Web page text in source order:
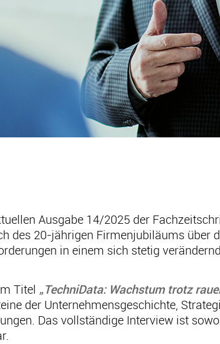
Ausgabe 14/2025 der
des 20-jährigen Firmenjubiläums über
in einem sich stetig
Titel „TechniData: Wachstum trotz
der Unternehmensgeschichte,
Das vollständige Interview ist